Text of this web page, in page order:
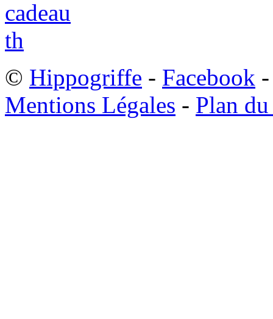
© Hippogriffe - Facebook
Mentions Légales - Plan